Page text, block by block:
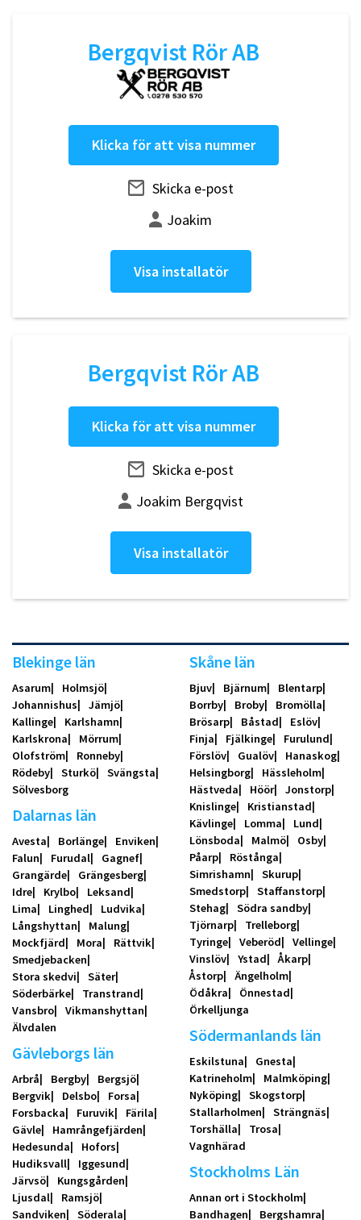
Bergqvist Rör AB
Klicka för att visa nummer
Skicka e-post
Joakim
Visa installatör
Bergqvist Rör AB
Klicka för att visa nummer
Skicka e-post
Joakim Bergqvist
Visa installatör
Blekinge län
Asarum
Holmsjö
Johannishus
Jämjö
Kallinge
Karlshamn
Karlskrona
Mörrum
Olofström
Ronneby
Rödeby
Sturkö
Svängsta
Sölvesborg
Dalarnas län
Avesta Borlänge
Enviken
Falun
Furudal
Gagnef
Grangärde
Grängesberg
Idre
Krylbo
Leksand
Lima
Linghed
Ludvika
Långshyttan
Malung
Mockfjärd
Mora
Rättvik
Smedjebacken
Stora skedvi
Säter
Söderbärke
Transtrand
Vansbro
Vikmanshyttan
Älvdalen
Gävleborgs län
Arbrå Bergby
Bergsjö
Bergvik
Delsbo
Forsa
Forsbacka
Furuvik
Färila
Gävle
Hamrångefjärden
Hedesunda
Hofors
Hudiksvall
Iggesund
Järvsö
Kungsgården
Ljusdal
Ramsjö
Sandviken
Söderala
Skåne län
Bjuv Bjärnum
Blentarp
Borrby
Broby
Bromölla
Brösarp
Båstad
Eslöv
Finja
Fjälkinge
Furulund
Förslöv
Gualöv
Hanaskog
Helsingborg
Hässleholm
Hästveda
Höör
Jonstorp
Knislinge
Kristianstad
Kävlinge
Lomma
Lund
Lönsboda
Malmö
Osby
Påarp
Röstånga
Simrishamn
Skurup
Smedstorp
Staffanstorp
Stehag
Södra sandby
Tjörnarp
Trelleborg
Tyringe
Veberöd
Vellinge
Vinslöv
Ystad
Åkarp
Åstorp
Ängelholm
Ödåkra
Önnestad
Örkelljunga
Södermanlands län
Eskilstuna
Gnesta
Katrineholm
Malmköping
Nyköping
Skogstorp
Stallarholmen
Strängnäs
Torshälla
Trosa
Vagnhärad
Stockholms Län
Annan ort i Stockholm
Bandhagen
Bergshamra